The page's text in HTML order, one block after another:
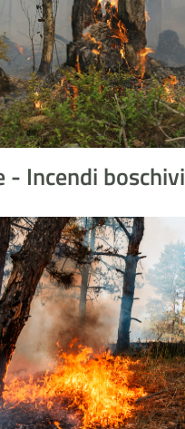
- Incendi boschivi
in evidenza